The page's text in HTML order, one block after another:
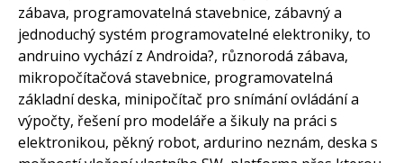
zábava, programovatelná stavebnice, zábavný a
jednoduchý systém programovatelné elektroniky, to
andruino vychází z Androida?, různorodá zábava,
mikropočítačová stavebnice, programovatelná
základní deska, minipočítač pro snímání ovládání a
výpočty, řešení pro modeláře a šikuly na práci s
elektronikou, pěkný robot, ardurino neznám, deska s